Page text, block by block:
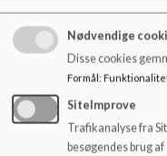
Generel information
Undervisningsmiljø
Unge og
SFO/klub
Dagligdagen i SFO'en
Velkommen til
Nødvendige
Disse cookies
Formål:
SiteImprove
Trafikanalyse fra
besøgendes brug